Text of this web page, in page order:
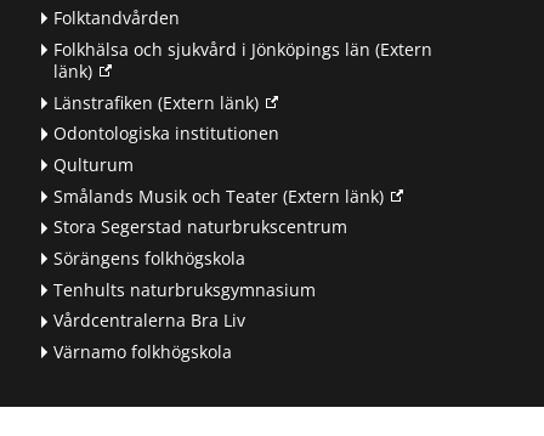
Folktandvården
Folkhälsa och sjukvård i Jönköpings län (Extern
länk)
Länstrafiken (Extern länk)
Odontologiska institutionen
Qulturum
Smålands Musik och Teater(Extern länk)
Stora Segerstad naturbrukscentrum
Sörängens folkhögskola
Tenhults naturbruksgymnasium
Vårdcentralerna Bra Liv
Värnamo folkhögskola